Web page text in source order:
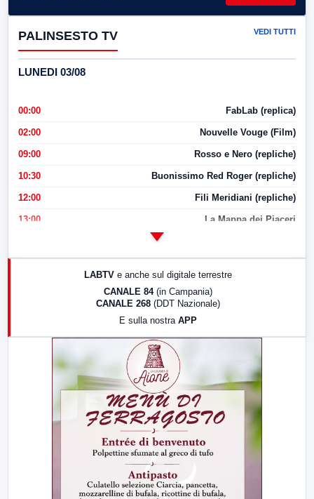
PALINSESTO TV VEDI TUTTI
LUNEDI 03/08
00:00 FabLab (replica)
02:00 Nouvelle Vouge (Film)
09:00 Rosso e Nero (repliche)
10:30 Buonissimo Red Roger (repliche)
12:00 Fili Meridiani (repliche)
13:00 La Mappa dei Piaceri
LABTV e anche sul digitale terrestre
CANALE 84 (in Campania)
CANALE 268 (DDT Nazionale)
E sulla nostra APP